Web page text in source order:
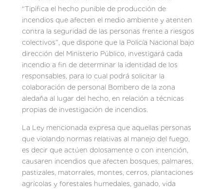
“Tipifica el hecho punible de producción de
incendios que afecten el medio ambiente y atenten
contra la seguridad de las personas frente a riesgos
colectivos”, que dispone que la Policía Nacional bajo
dirección del Ministerio Público, investigará cada
incendio a fin de determinar la identidad de los
responsables, para lo cual podrá solicitar la
colaboración de personal Bombero de la zona
aledaña al lugar del hecho, en relación a técnicas
propias de investigación de incendios.
La Ley mencionada expresa que aquellas personas
que violando normas relativas al manejo del fuego,
es decir que actúen dolosamente o con intención,
causaren incendios que afecten bosques, palmares,
pastizales, matorrales, montes, cerros, plantaciones
agrícolas y forestales humedales, ganado, vida